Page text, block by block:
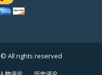
© All rights reserved